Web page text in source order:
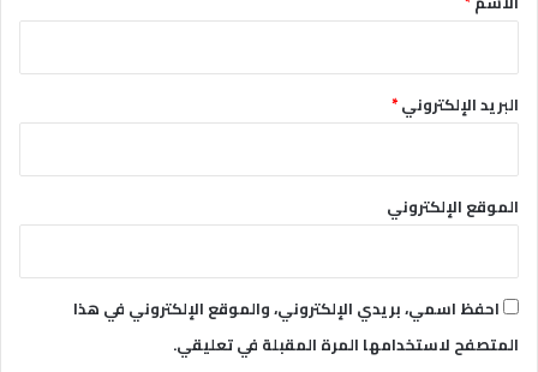
البريد الإلكتروني*
الموقع الإلكتروني
احفظ اسمي، بريدي الإلكتروني، والموقع الإلكتروني في هذا
المتصفح لاستخدامها المرة المقبلة في تعليقي.